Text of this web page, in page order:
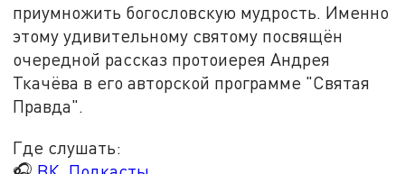
приумножить богословскую мудрость. Именно
этому удивительному святому посвящён
очередной рассказ протоиерея Андрея
Ткачёва в его авторской программе "Святая
Правда".
Где слушать: